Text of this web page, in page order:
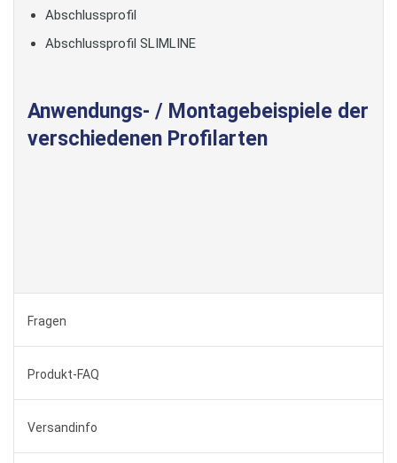
Abschlussprofil
Abschlussprofil SLIMLINE
Anwendungs- / Montagebeispiele der
verschiedenen Profilarten
Fragen
Produkt-FAQ
Versandinfo